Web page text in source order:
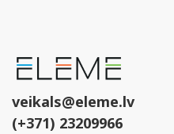
veikals@eleme.lv
(+371) 23209966